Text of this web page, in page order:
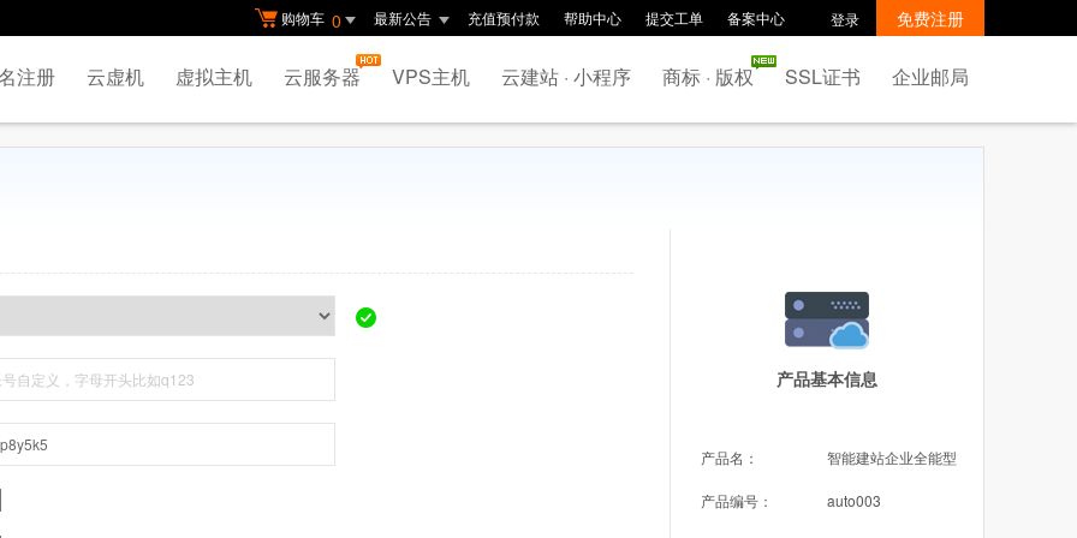
购物车 0 最新公告 充值预付款 帮助中心 提交工单 备案中心 登录 免费注册
注册 云虚机 虚拟主机 云服务器 VPS主机 云建站 · 小程序 商标 · 版权 SSL证书 企业邮局
产品基本信息
产品名： 智能建站企业全能型
产品编号： auto003